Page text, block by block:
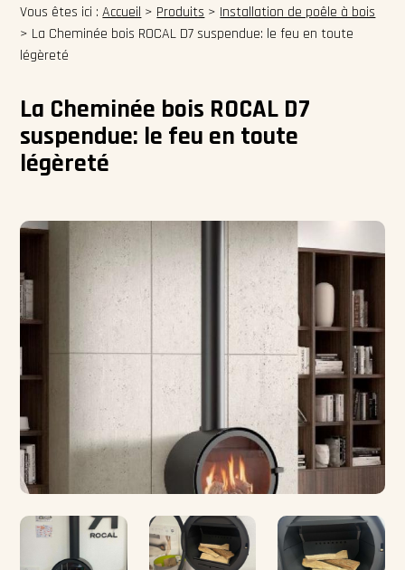
Vous êtes ici :Accueil > Produits > Installation de poêle à bois
> La Cheminée bois ROCAL D7 suspendue: le feu en toute
légèreté
La Cheminée bois ROCAL D7
suspendue: le feu en toute
légèreté